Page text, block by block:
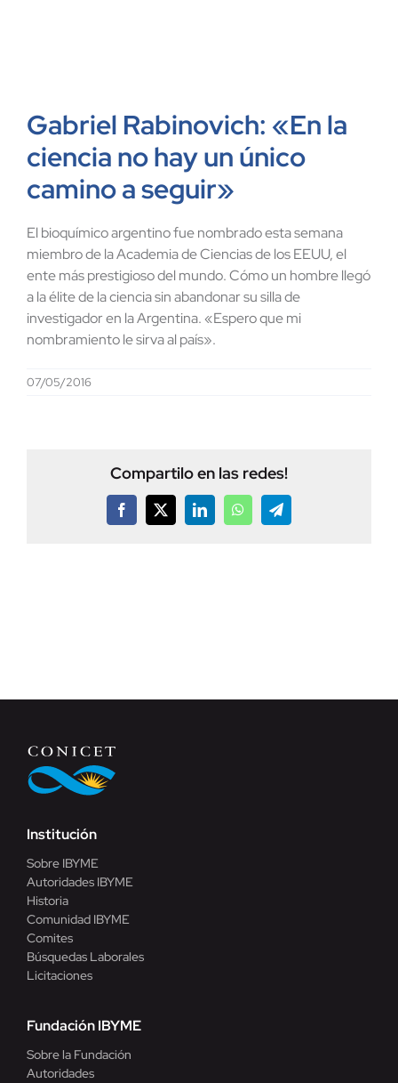
Gabriel Rabinovich: «En la
ciencia no hay un único
camino a seguir»
El bioquímico argentino fue nombrado esta semana
miembro de la Academia de Ciencias de los EEUU, el
ente más prestigioso del mundo. Cómo un hombre llegó
a la élite de la ciencia sin abandonar su silla de
investigador en la Argentina. «Espero que mi
nombramiento le sirva al país».
07/05/2016
Compartilo en las redes!
Facebook
X LinkedInWhatsAppTelegram
Institución
Sobre IBYME
Autoridades IBYME
Historia
Comunidad IBYME
Comites
Búsquedas Laborales
Licitaciones
Fundación IBYME
Sobre la Fundación
Autoridades